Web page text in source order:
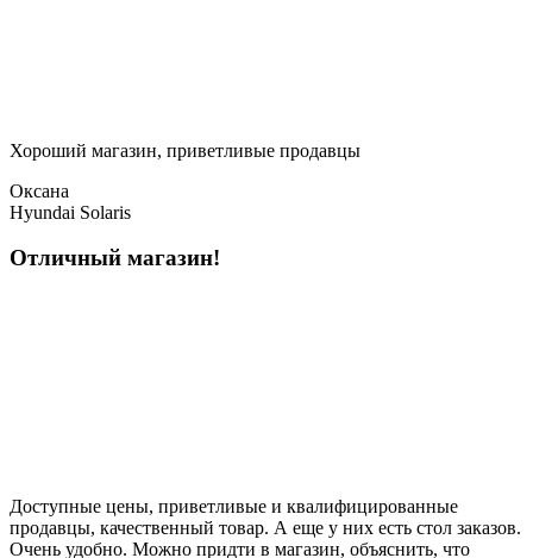
Хороший магазин, приветливые продавцы
Оксана
Hyundai Solaris
Отличный магазин!
Доступные цены, приветливые и квалифицированные
продавцы, качественный товар. А еще у них есть стол заказов.
Очень удобно. Можно придти в магазин, объяснить, что